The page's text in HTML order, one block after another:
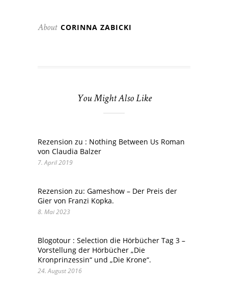
About CORINNA ZABICKI
You Might Also Like
Rezension zu : Nothing Between Us Roman
von Claudia Balzer
7. April 2019
Rezension zu: Gameshow – Der Preis der
Gier von Franzi Kopka.
8. Mai 2023
Blogotour : Selection die Hörbücher Tag 3 –
Vorstellung der Hörbücher „Die
Kronprinzessin“ und „Die Krone“.
24. August 2016